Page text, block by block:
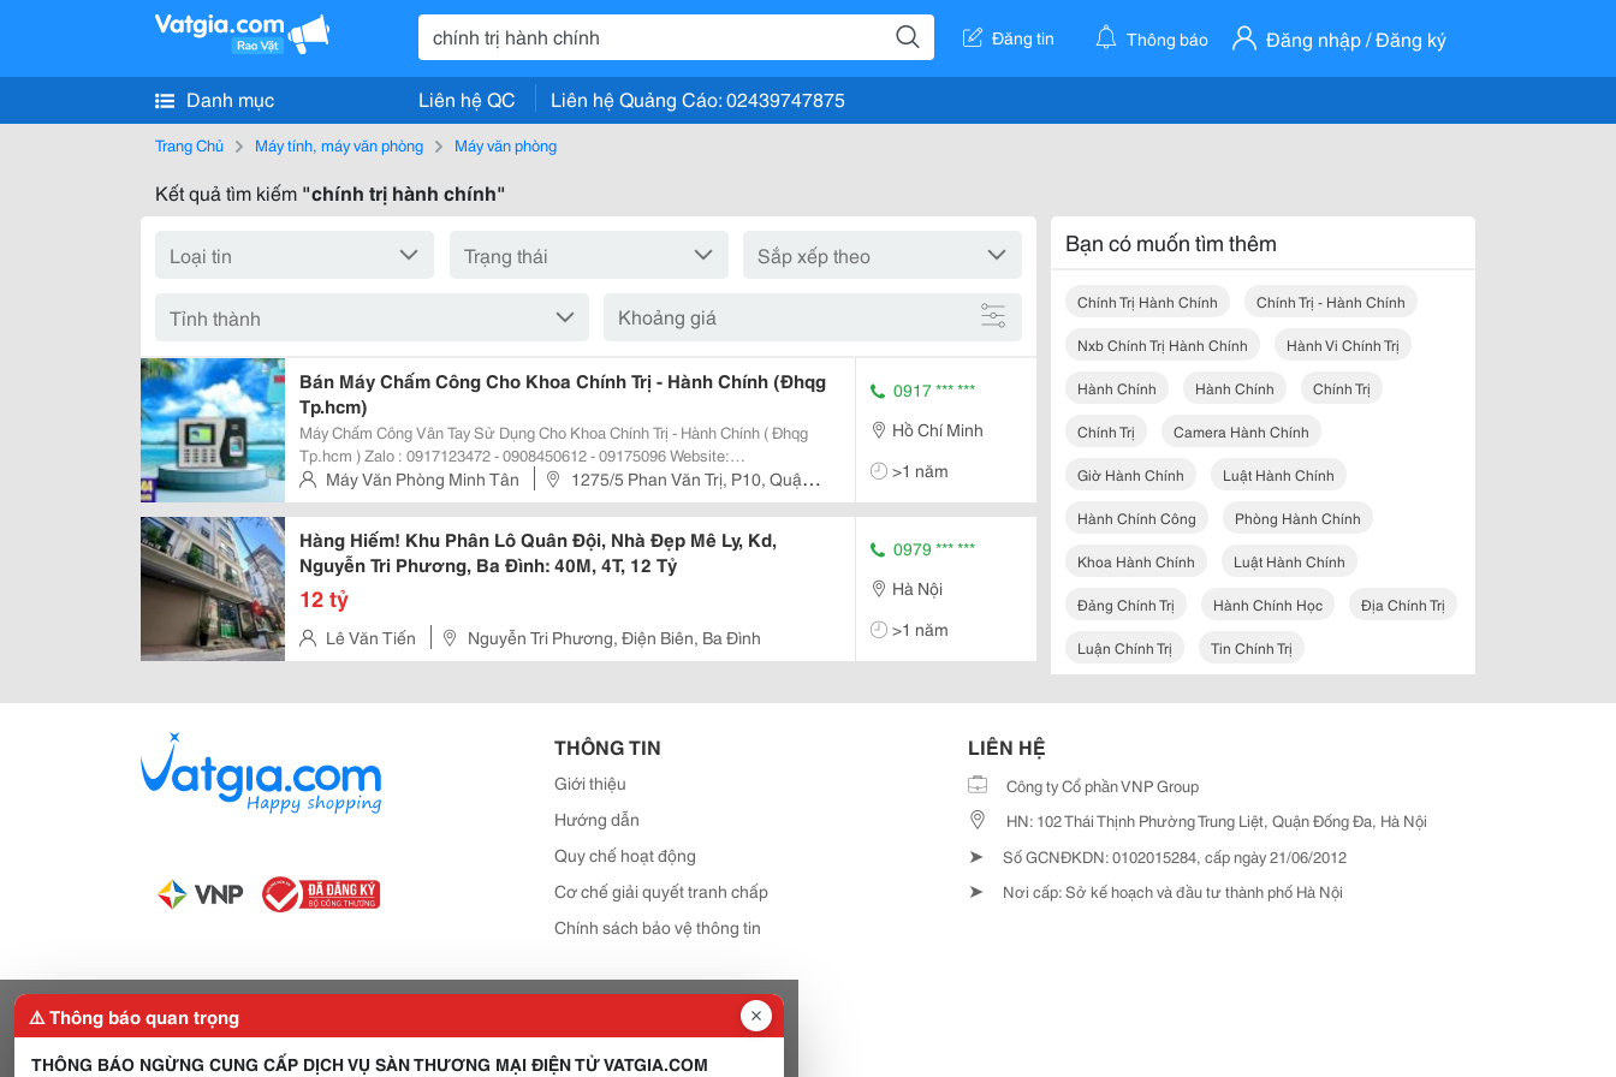
Đăng tin Thông báo Đăng nhập / Đăng ký
Danh mục Liên hệ QC Liên hệ Quảng Cáo: 02439747875
Trang Chủ Máy tính, máy văn phòng Máy văn phòng
Kết quả tìm kiếm "chính trị hành chính"
Khoảng giá
Bán Máy Chấm Công Cho Khoa Chính Trị - Hành Chính (Đhqg
Tp.hcm)
Máy Chấm Công Vân Tay Sử Dụng Cho Khoa Chính Trị - Hành Chính ( Đhqg
Tp.hcm ) Zalo : 0917123472 - 0908450612 - 09175096 Website:
Www.mayvanphongminhtan.com 3 000 Vân Tay, 3.000 Thẻ, Password Bộ Nhớ :
193.000 Lần Chấm Công In/Out Nhận Diện...
Máy Văn Phòng Minh Tân
1275/5 Phan Văn Trị, P10, Quận
Gò Vấp, Tp.hcm
0917 *** ***
Hồ Chí Minh
>1 năm
Hàng Hiếm! Khu Phân Lô Quân Đội, Nhà Đẹp Mê Ly, Kd,
Nguyễn Tri Phương, Ba Đình: 40M, 4T, 12 Tỷ
12 tỷ
Lê Văn Tiến Nguyễn Tri Phương, Điện Biên, Ba Đình
0979 *** ***
Hà Nội
>1 năm
Bạn có muốn tìm thêm
Chính Trị Hành Chính Chính Trị - Hành Chính
Nxb Chính Trị Hành Chính Hành Vi Chính Trị
Hành Chính Hành Chính Chính Trị
Chính Trị Camera Hành Chính
Giờ Hành Chính Luật Hành Chính
Hành Chính Công Phòng Hành Chính
Khoa Hành Chính Luật Hành Chính
Đảng Chính Trị Hành Chính Học Địa Chính Trị
Luận Chính Trị Tin Chính Trị
THÔNG TIN
Giới thiệu
Hướng dẫn
Quy chế hoạt động
Cơ chế giải quyết tranh chấp
Chính sách bảo vệ thông tin
LIÊN HỆ
Công ty Cổ phần VNP Group
HN: 102 Thái Thịnh Phường Trung Liệt, Quận Đống Đa, Hà Nội
➤ Số GCNĐKDN: 0102015284, cấp ngày 21/06/2012
➤ Nơi cấp: Sở kế hoạch và đầu tư thành phố Hà Nội
⚠️ Thông báo quan trọng
THÔNG BÁO NGỪNG CUNG CẤP DỊCH VỤ SÀN THƯƠNG MẠI ĐIỆN TỬ VATGIA.COM